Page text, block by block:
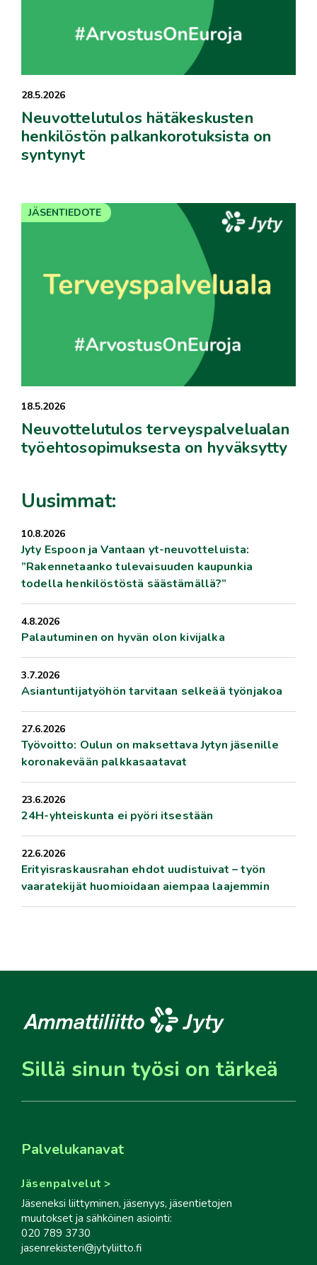
28.5.2026
Neuvottelutulos hätäkeskusten
henkilöstön palkankorotuksista on
syntynyt
18.5.2026
Neuvottelutulos terveyspalvelualan
työehtosopimuksesta on hyväksytty
JÄSENTIEDOTE
Uusimmat:
10.8.2026
Jyty Espoon ja Vantaan yt-neuvotteluista:
”Rakennetaanko tulevaisuuden kaupunkia
todella henkilöstöstä säästämällä?”
4.8.2026
Palautuminen on hyvän olon kivijalka
3.7.2026
Asiantuntijatyöhön tarvitaan selkeää työnjakoa
27.6.2026
Työvoitto: Oulun on maksettava Jytyn jäsenille
koronakevään palkkasaatavat
23.6.2026
24H-yhteiskunta ei pyöri itsestään
22.6.2026
Erityisraskausrahan ehdot uudistuivat – työn
vaaratekijät huomioidaan aiempaa laajemmin
Sillä sinun työsi on tärkeä
Palvelukanavat
Jäsenpalvelut
Jäseneksi liittyminen, jäsenyys, jäsentietojen
muutokset ja sähköinen asiointi:
020 789 3730
jasenrekisteri@jytyliitto.fi